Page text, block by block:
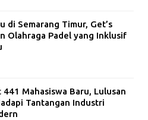
di Semarang Timur, Get’s
Olahraga Padel yang Inklusif
441 Mahasiswa Baru, Lulusan
Tantangan Industri